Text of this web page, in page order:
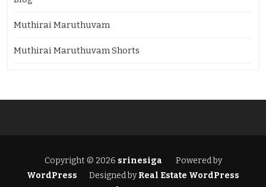
Muthirai Maruthuvam
Muthirai Maruthuvam Shorts
Copyright © 2026 srinesiga
Powered by
WordPress
Designed byReal Estate WordPress